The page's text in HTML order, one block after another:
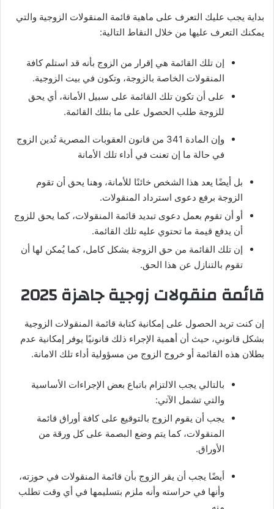
بداية يجب عليك التعرف على ماهية قائمة المنقولات الزوجية والتي
يمكنك التعرف عليها من خلال النقاط التالية:
إن تلك القائمة هي إقرار من الزوج بأنه قد استلم كافة
المنقولات الخاصة بالزوجة، وتكون في بيت الزوجية.
على أن تكون تلك القائمة على سبيل الأمانة، أي يحق
للزوجة طلب الحصول على ما بتلك القائمة.
وإن المادة 341 من قانون العقوبات المصرية تُدين الزوج
في حالة ما إن تعنت في أداء تلك الأمانة
بل أيضًا يعد هذا الشخص خائنًا للأمانة، وهنا يحق أن تقوم
الزوجة برفع دعوى استرداد المنقولات.
أو أن تقوم بعمل دعوى تبديد قائمة المنقولات، كما يحق للزوج
أن يدفع قيمة ما تحتوي عليه تلك القائمة.
إن تلك القائمة من حق الزوجة بشكل كامل، كما يُمكن لها أن
تقوم بالتنازل عن هذا الحق.
قائمة منقولات زوجية جاهزة 2025
إن كنت تريد الحصول على إمكانية كتابة قائمة المنقولات الزوجية
بشكل قانوني، حيث أن أهمية الإجراء ذلك قانونيًا يوفر إمكانية عدم
بطلان هذه القائمة أو خروج الزوج من مسؤولية أداء تلك الامانة.
بالتالي يجب الالتزام باتباع بعض الإجراءات الأساسية
والتي تشمل الآتي:
يجب أن يقوم الزوج بالتوقيع على كافة أوراق قائمة
المنقولات، كما يتم وضع البصمة على كل ورقة من
الأوراق.
أيضًا يجب أن يقر الزوج بأن قائمة المنقولات في حوزته،
وأنها في حراسته وأنه ملزم بتسليمها في أي وقت تطلب
منه.